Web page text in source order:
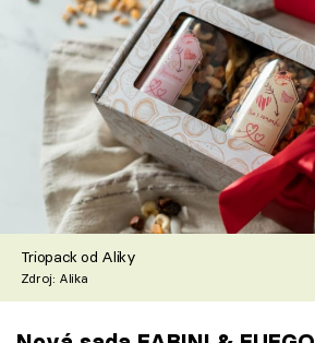
Triopack od Aliky
Zdroj: Alika